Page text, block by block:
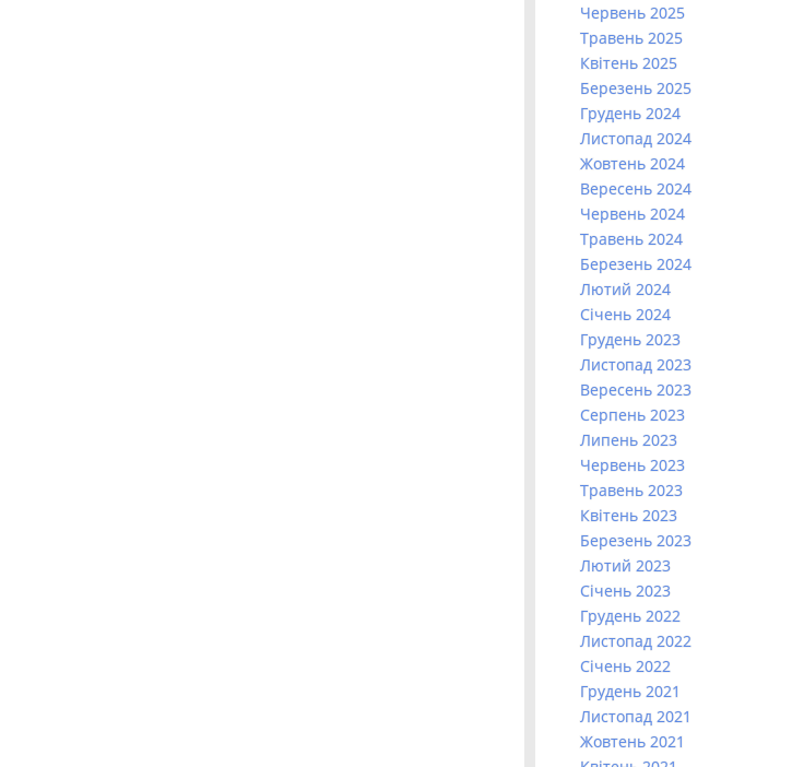
Червень 2025
Травень 2025
Квітень 2025
Березень 2025
Грудень 2024
Листопад 2024
Жовтень 2024
Вересень 2024
Червень 2024
Травень 2024
Березень 2024
Лютий 2024
Січень 2024
Грудень 2023
Листопад 2023
Вересень 2023
Серпень 2023
Липень 2023
Червень 2023
Травень 2023
Квітень 2023
Березень 2023
Лютий 2023
Січень 2023
Грудень 2022
Листопад 2022
Січень 2022
Грудень 2021
Листопад 2021
Жовтень 2021